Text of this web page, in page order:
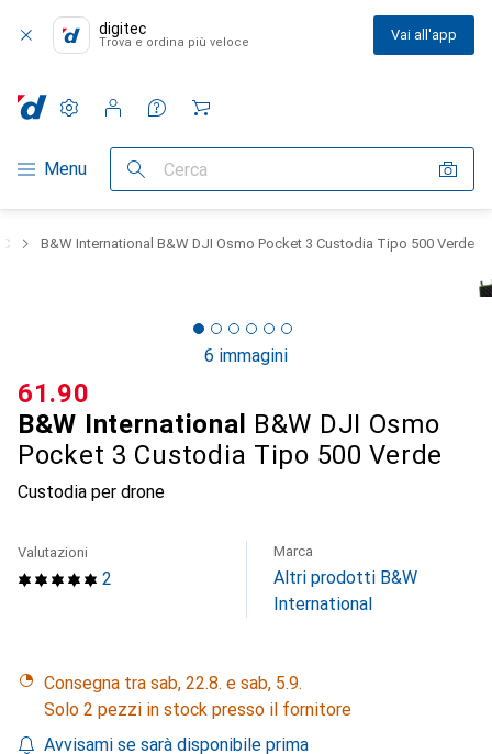
digitec
Trova e ordina più veloce Vai all'app
Categoria Navigazione
Menu Cerca
Impostazioni
Conto cliente
Liste di confronto
Liste dei desideri
Carrello
B&W International B&W DJI Osmo Pocket 3 Custodia Tipo 500 Verde
6 immagini
B&W International B&W DJI Osmo
Pocket 3 Custodia Tipo 500 Verde
Custodia per drone
CHF
61.90
2
Valutazioni Marca
Altri prodotti B&W
International
Consegna tra sab, 22.8. e sab, 5.9.
Solo 2 pezzi in stock presso il fornitore
Avvisami se sarà disponibile prima